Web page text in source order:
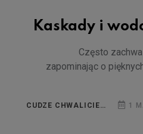
Kaskady i
Często
zapominając o
CUDZE CHWALICIE… 1